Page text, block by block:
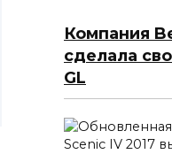
Компания
сделала
GL